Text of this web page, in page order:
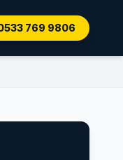
769 9806